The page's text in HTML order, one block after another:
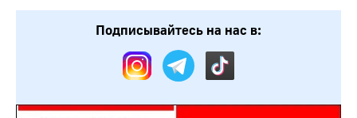
Подписывайтесь на нас в: